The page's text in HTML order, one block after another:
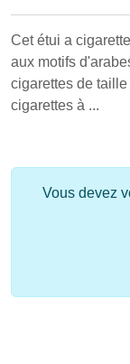
Cet étui a
aux motifs
cigarettes de
cigarettes à ...
Vous devez